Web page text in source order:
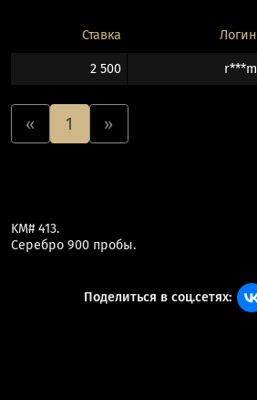
Ставка Логин
2 500 r***m
« 1 »
KM# 413.
Серебро 900 пробы.
Поделиться в соц.сетях: